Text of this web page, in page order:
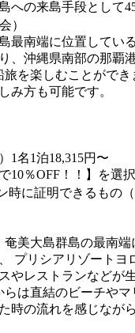
への来島手段として
）
最南端に位置して
、沖縄県南部の那
を楽しむことがで
み方も可能です。
1名1泊18,315円〜
10％OFF！！】を選
に証明できるもの
奄美大島群島の最南
プリシアリゾート
やレストランなどが
は直結のビーチや
時の流れを感じなが